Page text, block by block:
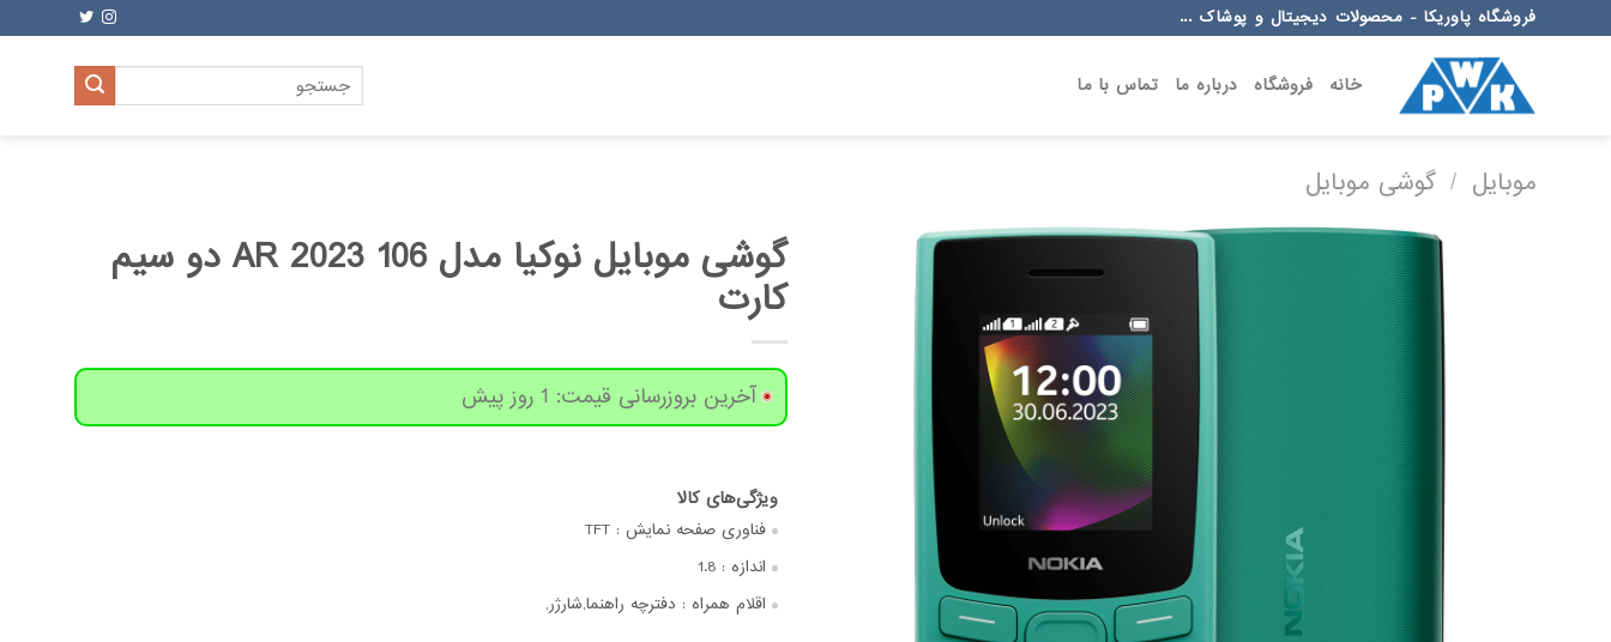
to
فروشگاه پاوریکا - محصولات دیجیتال و پوشاک ...
خانه فروشگاه درباره ما تماس با ما
جستجو
برای:
موبایل / گوشی موبایل
گوشی موبایل نوکیا مدل 106 2023 AR دو سیم‌
کارت
آخرین بروزرسانی قیمت: 1 روز پیش
فناوری صفحه‌ نمایش : TFT
اندازه : 1.8
اقلام همراه : دفترچه‌ راهنما,شارژر,